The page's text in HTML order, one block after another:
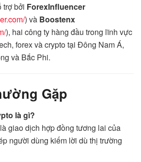
trợ bởi ForexInfluencer
) và Boostenx
), hai công ty hàng đầu trong lĩnh vực
forex và crypto tại Đông Nam Á,
và Bắc Phi.
Gặp
là gì?
giao dịch hợp đồng tương lai của
người dùng kiếm lời dù thị trường